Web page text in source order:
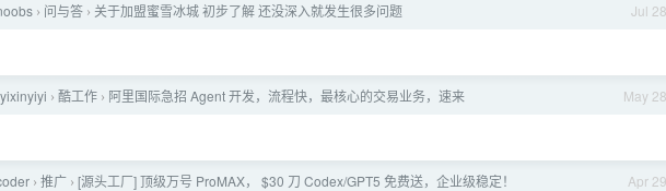
Jul 28
› 问与答 › 关于加盟蜜雪冰城 初步了解 还没深入就发生很多问题
May 28
› 酷工作 › 阿里国际急招 Agent 开发，流程快，最核心的交易业务，速来
Apr 29
› 推广 › [源头工厂] 顶级万号 ProMAX， $30 刀 Codex/GPT5 免费送，企业级稳定！